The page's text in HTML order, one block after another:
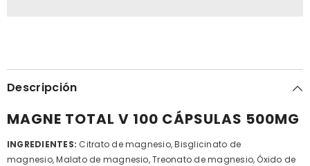
Descripción
MAGNE TOTAL V 100 CÁPSULAS 500MG
INGREDIENTES: Citrato de magnesio, Bisglicinato de
magnesio, Malato de magnesio, Treonato de magnesio, Óxido de